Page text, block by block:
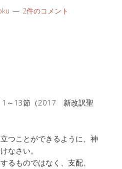
2件のコメント
～13節（2017 新改訳聖
つことができるように、神
なさい。
るものではなく、支配、